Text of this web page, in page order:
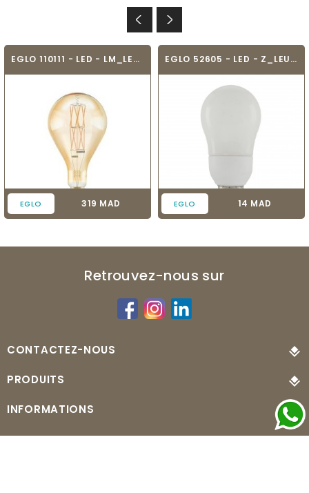
EGLO 110111 - LED - LM_LED_E27
EGLO Prix
319 MAD
EGLO 52605 - LED - Z_LEUCHTMITTEL
EGLO Prix
14 MAD
Retrouvez-nous sur
CONTACTEZ-NOUS
PRODUITS
INFORMATIONS